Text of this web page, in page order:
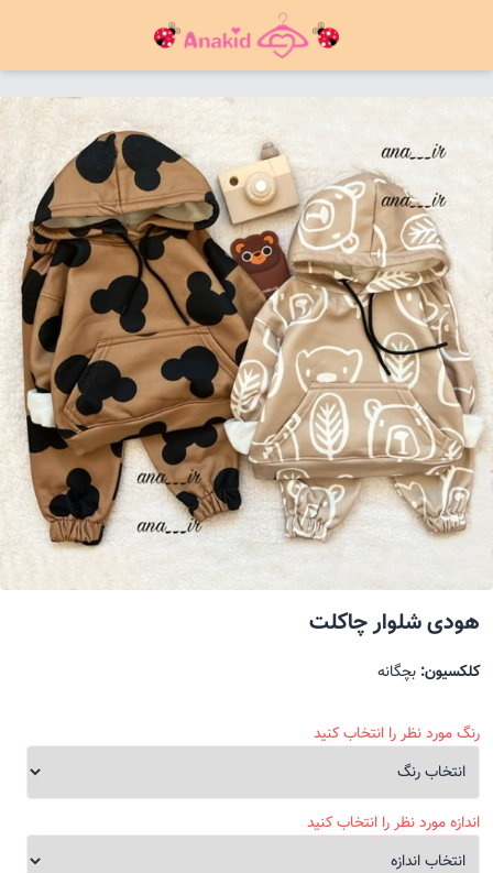
هودی شلوار چاکلت
کلکسیون: بچگانه
رنگ مورد نظر را انتخاب کنید
اندازه مورد نظر را انتخاب کنید